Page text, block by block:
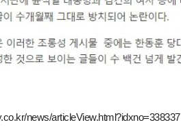
news/articleView.html?idxno=338337